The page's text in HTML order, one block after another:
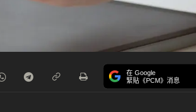
在 Google
緊貼《PCM》消息